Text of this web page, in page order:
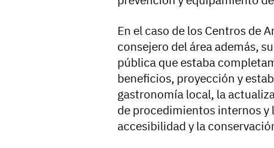
En el caso de los Centros de
consejero del área además,
pública que estaba
beneficios, proyección y
gastronomía local, la
de procedimientos internos y
accesibilidad y la